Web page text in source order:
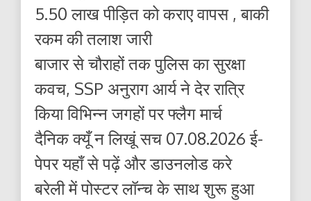
5.50 लाख पीड़ित को कराए वापस , बाकी
रकम की तलाश जारी
बाजार से चौराहों तक पुलिस का सुरक्षा
कवच, SSP अनुराग आर्य ने देर रात्रि
किया विभिन्न जगहों पर फ्लैग मार्च
दैनिक क्यूँ न लिखूं सच 07.08.2026 ई-
पेपर यहाँ से पढ़ें और डाउनलोड करे
बरेली में पोस्टर लॉन्च के साथ शुरू हुआ